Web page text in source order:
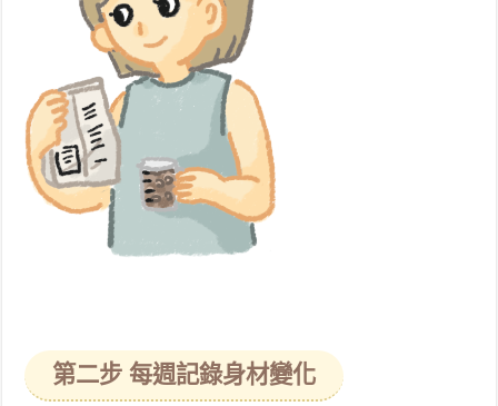
第二步 每週記錄身材變化